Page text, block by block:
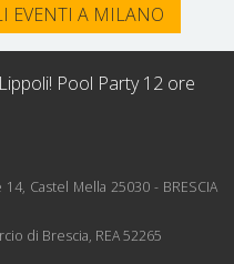
EVENTI A MILANO
Pool Party 12 ore
Castel Mella 25030 - BRESCIA
di Brescia, REA 52265